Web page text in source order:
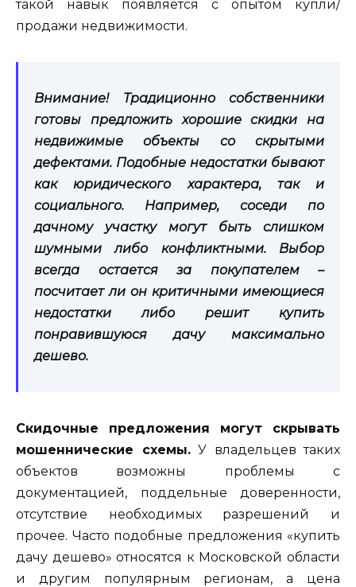
такой навык появляется с опытом купли/
продажи недвижимости.
Внимание! Традиционно собственники
готовы предложить хорошие скидки на
недвижимые объекты со скрытыми
дефектами. Подобные недостатки бывают
как юридического характера, так и
социального. Например, соседи по
дачному участку могут быть слишком
шумными либо конфликтными. Выбор
всегда остается за покупателем –
посчитает ли он критичными имеющиеся
недостатки либо решит купить
понравившуюся дачу максимально
дешево.
Скидочные предложения могут скрывать
мошеннические схемы.У владельцев таких
объектов возможны проблемы с
документацией, поддельные доверенности,
отсутствие необходимых разрешений и
прочее. Часто подобные предложения «купить
дачу дешево» относятся к Московской области
и другим популярным регионам, а цена